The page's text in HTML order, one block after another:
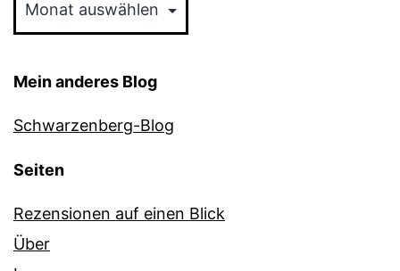
Mein anderes Blog
Schwarzenberg-Blog
Seiten
Rezensionen auf einen Blick
Über